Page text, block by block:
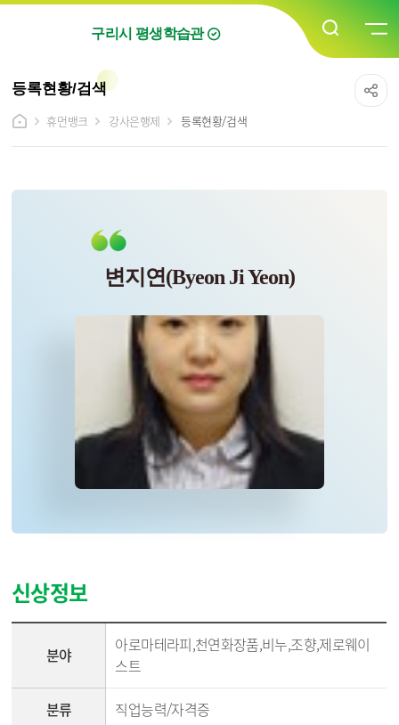
구리시 평생학습관
등록현황/검색
휴먼뱅크
강사은행제 등록현황/검색
변지연(Byeon Ji Yeon)
신상정보
분야
아로마테라피,천연화장품,비누,조향,제로웨이
스트
분류 직업능력/자격증